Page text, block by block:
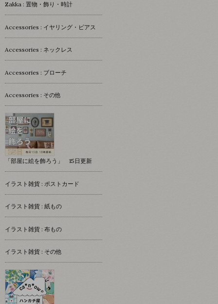
Zakka : 置物・飾り・時計
Accessories : イヤリング・ピアス
Accessories : ネックレス
Accessories : ブローチ
Accessories : その他
「部屋に絵を飾ろう」 15日更新
イラスト雑貨 : ポストカード
イラスト雑貨 : 紙もの
イラスト雑貨 : 布もの
イラスト雑貨 : その他